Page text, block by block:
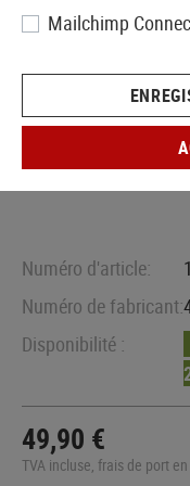
Numéro d'article:
Numéro de fabricant:
Disponibilité :
49,90 €
TVA incluse, frais de port
Mailchimp